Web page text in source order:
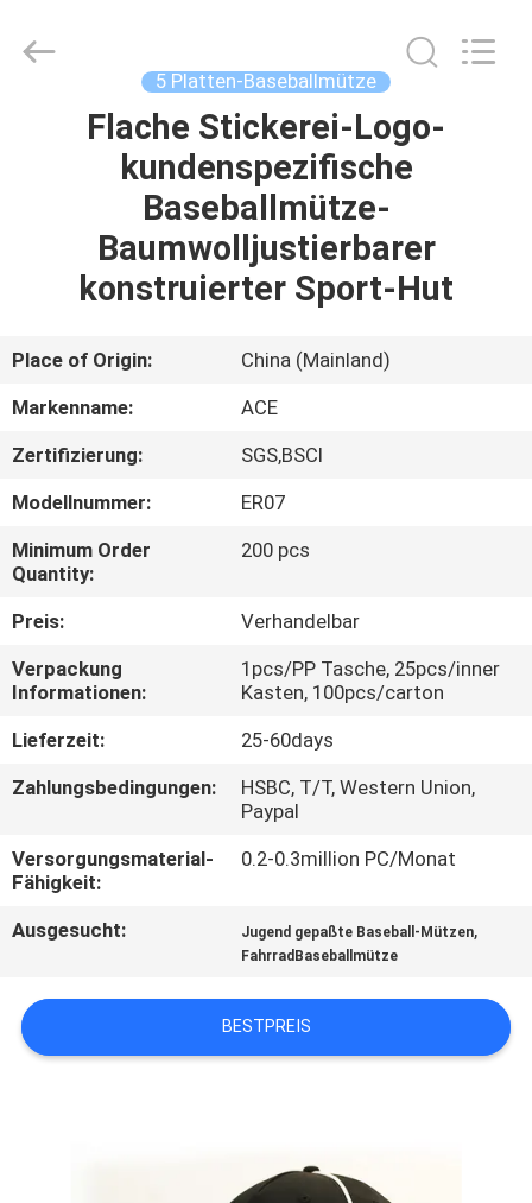
PRODUKTE
ÜBER
FABRIK-
QUALITÄTSKONTROLLE
TRETEN
SIE
MIT
UNS
IN
VERBINDUNG
NACHRICHTEN
FÄLLE
SITEMAP
Ltd..
5 Platten-Baseballmütze
Flache Stickerei-Logo-
kundenspezifische
Baseballmütze-
Baumwolljustierbarer
konstruierter Sport-Hut
Place of Origin:
China (Mainland)
Markenname:
ACE
Zertifizierung:
SGS,BSCI
Modellnummer:
ER07
Minimum Order
Quantity:
200 pcs
Preis:
Verhandelbar
Verpackung
Informationen:
1pcs/PP Tasche, 25pcs/inner
Kasten, 100pcs/carton
Lieferzeit:
25-60days
Zahlungsbedingungen:
HSBC, T/T, Western Union,
Paypal
Versorgungsmaterial-
Fähigkeit:
0.2-0.3million PC/Monat
Ausgesucht: Jugend gepaßte Baseball-Mützen,
FahrradBaseballmütze
BESTPREIS